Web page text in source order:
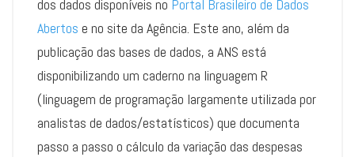
dos dados disponíveis no Portal Brasileiro de Dados
Abertos e no site da Agência. Este ano, além da
publicação das bases de dados, a ANS está
disponibilizando um caderno na linguagem R
(linguagem de programação largamente utilizada por
analistas de dados/estatísticos) que documenta
passo a passo o cálculo da variação das despesas